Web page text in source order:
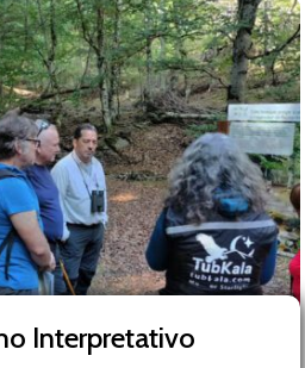
Interpretativo